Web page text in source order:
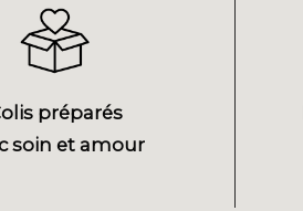
préparés
soin et amour